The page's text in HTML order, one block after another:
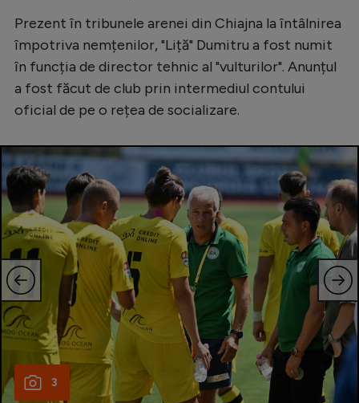
Handbal
Natație
Gimnastică
Ciclism
Alte sporturi
JO 2024
JO 2026
Intră în cont
Prezent în tribunele arenei din Chiajna la întâlnirea
împotriva nemțenilor, "Liță" Dumitru a fost numit
în funcția de director tehnic al "vulturilor". Anunțul
a fost făcut de club prin intermediul contului
oficial de pe o rețea de socializare.
3